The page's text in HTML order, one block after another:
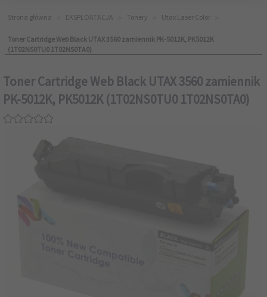
Strona główna EKSPLOATACJA Tonery Utax Laser Color
Toner Cartridge Web Black UTAX 3560 zamiennik PK-5012K, PK5012K
(1T02NS0TU0 1T02NS0TA0)
Toner Cartridge Web Black UTAX 3560 zamiennik
PK-5012K, PK5012K (1T02NS0TU0 1T02NS0TA0)